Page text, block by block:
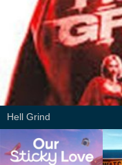
Hell Grind